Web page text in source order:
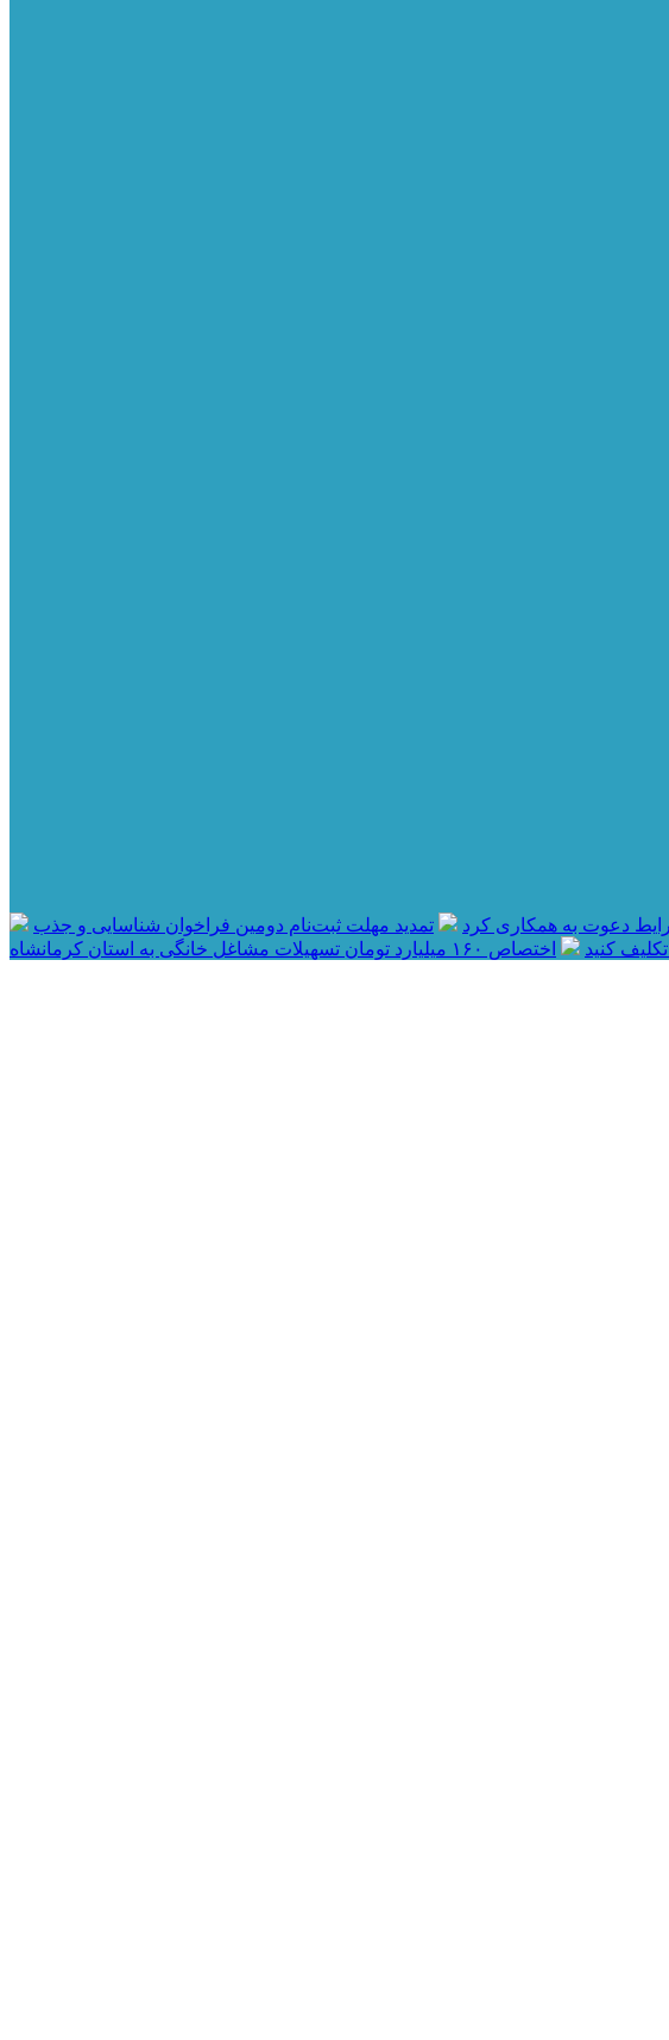
دعوت به همکاری کرد
تمدید مهلت ثبت‌نام دومین فراخوان شناسایی و جذب
کنید اختصاص ۱۶۰ میلیارد تومان تسهیلات مشاغل خانگی به استان کرمانشاه